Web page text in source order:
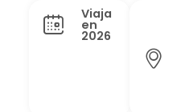
Viaja
en
2026